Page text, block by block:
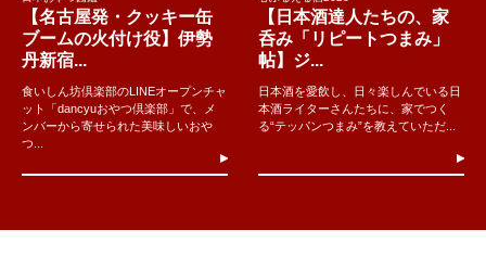
【名古屋発・クッキー缶
ブームの火付け役】伊勢
丹新宿...
食いしん坊倶楽部のLINEオープンチャ
ット「dancyuおやつ倶楽部」で、メ
ンバーから寄せられた美味しいおや
つ...
【日本酒達人たちの、家
呑み「リピートつまみ」
帖】ジ...
日本酒を愛飲し、日々楽しんでいる日
本酒ライターさんたちに、家でつく
る“テッパンつまみ”を教えていただ...